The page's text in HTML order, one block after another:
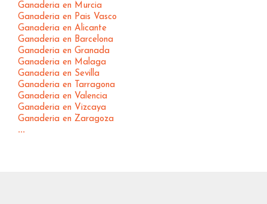
Ganaderia en Murcia
Ganaderia en Pais Vasco
Ganaderia en Alicante
Ganaderia en Barcelona
Ganaderia en Granada
Ganaderia en Malaga
Ganaderia en Sevilla
Ganaderia en Tarragona
Ganaderia en Valencia
Ganaderia en Vizcaya
Ganaderia en Zaragoza
...